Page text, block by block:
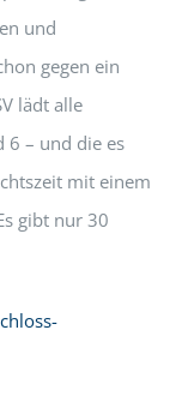
und
gegen ein
lädt alle
6 – und die es
mit einem
gibt nur 30